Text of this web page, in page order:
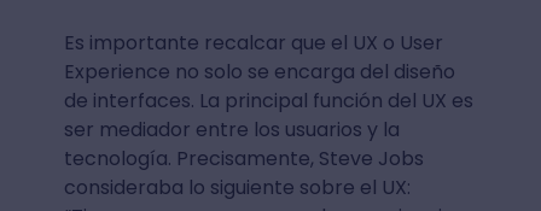
Es importante recalcar que el UX o User
Experience no solo se encarga del diseño
de interfaces. La principal función del UX es
ser mediador entre los usuarios y la
tecnología. Precisamente, Steve Jobs
consideraba lo siguiente sobre el UX: